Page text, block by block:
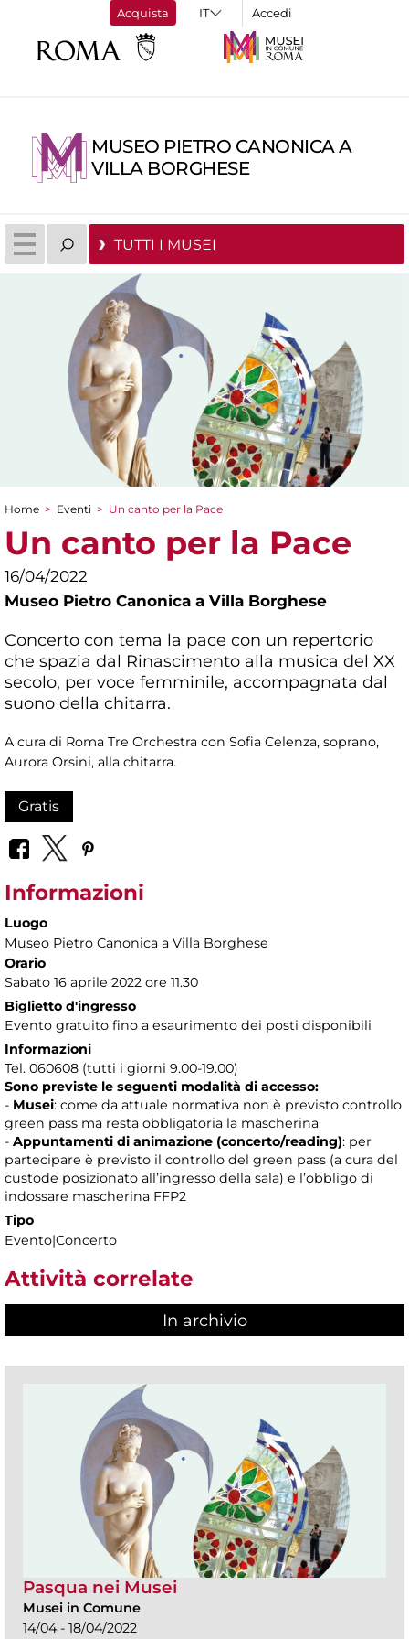
Acquista Accedi
MUSEO PIETRO CANONICA A
VILLA BORGHESE
TUTTI I MUSEI
Tu sei qui
Home > Eventi > Un canto per la Pace
Un canto per la Pace
16/04/2022
Museo Pietro Canonica a Villa Borghese
Concerto con tema la pace con un repertorio
che spazia dal Rinascimento alla musica del XX
secolo, per voce femminile, accompagnata dal
suono della chitarra.
A cura di Roma Tre Orchestra con Sofia Celenza, soprano,
Aurora Orsini, alla chitarra.
Gratis
Informazioni
Luogo
Museo Pietro Canonica a Villa Borghese
Orario
Sabato 16 aprile 2022 ore 11.30
Biglietto d'ingresso
Evento gratuito fino a esaurimento dei posti disponibili
Informazioni
Tel. 060608 (tutti i giorni 9.00-19.00)
Sono previste le seguenti modalità di accesso:
- Musei: come da attuale normativa non è previsto controllo
green pass ma resta obbligatoria la mascherina
- Appuntamenti di animazione (concerto/reading): per
partecipare è previsto il controllo del green pass (a cura del
custode posizionato all’ingresso della sala) e l’obbligo di
indossare mascherina FFP2
Tipo
Evento|Concerto
Attività correlate
In archivio
Pasqua nei Musei
Musei in Comune
14/04 - 18/04/2022